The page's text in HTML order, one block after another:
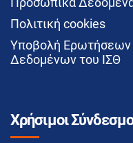
Πολιτική cookies
Υποβολή Ερωτήσεων
Δεδομένων του ΙΣΘ
Χρήσιμοι